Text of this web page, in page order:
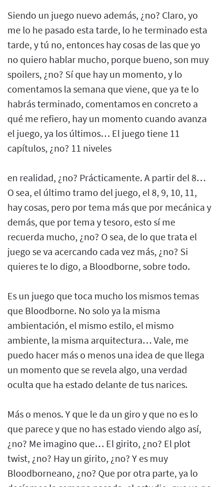
Siendo un juego nuevo además, ¿no? Claro, yo
me lo he pasado esta tarde, lo he terminado esta
tarde, y tú no, entonces hay cosas de las que yo
no quiero hablar mucho, porque bueno, son muy
spoilers, ¿no? Sí que hay un momento, y lo
comentamos la semana que viene, que ya te lo
habrás terminado, comentamos en concreto a
qué me refiero, hay un momento cuando avanza
el juego, ya los últimos… El juego tiene 11
capítulos, ¿no? 11 niveles
en realidad, ¿no? Prácticamente. A partir del 8…
O sea, el último tramo del juego, el 8, 9, 10, 11,
hay cosas, pero por tema más que por mecánica y
demás, que por tema y tesoro, esto sí me
recuerda mucho, ¿no? O sea, de lo que trata el
juego se va acercando cada vez más, ¿no? Si
quieres te lo digo, a Bloodborne, sobre todo.
Es un juego que toca mucho los mismos temas
que Bloodborne. No solo ya la misma
ambientación, el mismo estilo, el mismo
ambiente, la misma arquitectura… Vale, me
puedo hacer más o menos una idea de que llega
un momento que se revela algo, una verdad
oculta que ha estado delante de tus narices.
Más o menos. Y que le da un giro y que no es lo
que parece y que no has estado viendo algo así,
¿no? Me imagino que… El girito, ¿no? El plot
twist, ¿no? Hay un girito, ¿no? Y es muy
Bloodborneano, ¿no? Que por otra parte, ya lo